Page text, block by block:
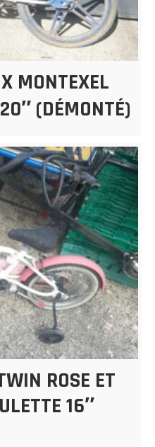
MONTEXEL
(DÉMONTÉ)
ROSE ET
16″